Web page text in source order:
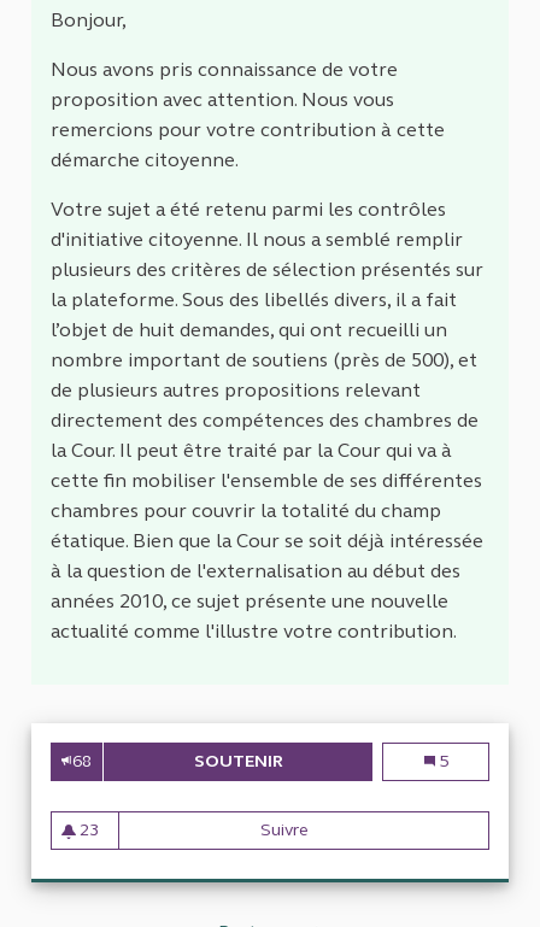
Bonjour,
Nous avons pris connaissance de votre
proposition avec attention. Nous vous
remercions pour votre contribution à cette
démarche citoyenne.
Votre sujet a été retenu parmi les contrôles
d'initiative citoyenne. Il nous a semblé remplir
plusieurs des critères de sélection présentés sur
la plateforme. Sous des libellés divers, il a fait
l’objet de huit demandes, qui ont recueilli un
nombre important de soutiens (près de 500), et
de plusieurs autres propositions relevant
directement des compétences des chambres de
la Cour. Il peut être traité par la Cour qui va à
cette fin mobiliser l'ensemble de ses différentes
chambres pour couvrir la totalité du champ
étatique. Bien que la Cour se soit déjà intéressée
à la question de l'externalisation au début des
années 2010, ce sujet présente une nouvelle
actualité comme l'illustre votre contribution.
68 SOUTENIRLE RECOURS AUX SOCIÉTÉS
Le recours
5
23
23 abonnés
Suivre